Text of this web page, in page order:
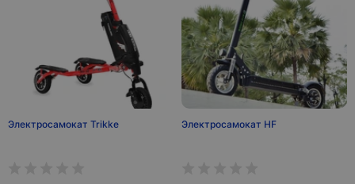
Электросамокат Trikke Электросамокат HF